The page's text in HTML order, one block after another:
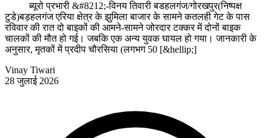
ब्यूरो प्रभारी &#8212;-विनय तिवारी बडहलगंज/गोरखपुर(निष्पक्ष
टुडे)बड़हलगंज एरिया क्षेत्र के झुमिला बाजार के सामने कतलही गेट के पास
रविवार की रात दो बाइकों की आमने-सामने जोरदार टक्कर में दोनों बाइक
चालकों की मौत हो गई। जबकि एक अन्य युवक घायल हो गया। जानकारी के
अनुसार, मृतकों में प्रदीप चौरसिया (लगभग 50 [&hellip;]
Vinay Tiwari
28 जुलाई 2026